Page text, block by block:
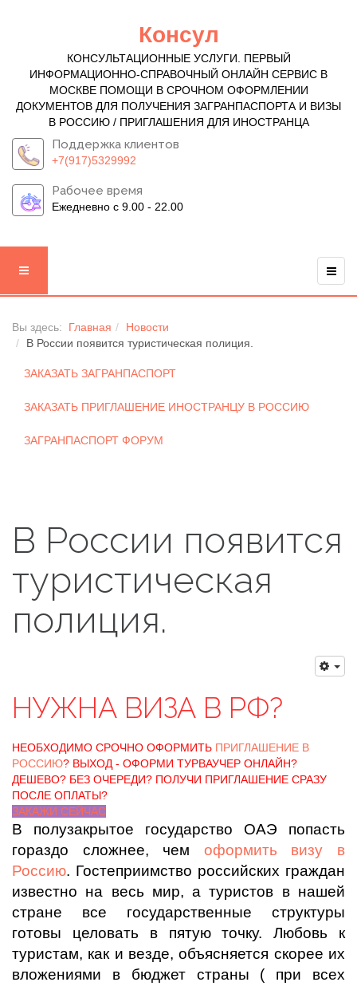
Консул
КОНСУЛЬТАЦИОННЫЕ УСЛУГИ. ПЕРВЫЙ
ИНФОРМАЦИОННО-СПРАВОЧНЫЙ ОНЛАЙН СЕРВИС В
МОСКВЕ ПОМОЩИ В СРОЧНОМ ОФОРМЛЕНИИ
ДОКУМЕНТОВ ДЛЯ ПОЛУЧЕНИЯ ЗАГРАНПАСПОРТА И ВИЗЫ
В РОССИЮ / ПРИГЛАШЕНИЯ ДЛЯ ИНОСТРАНЦА
Поддержка клиентов
+7(917)5329992
Рабочее время
Ежедневно с 9.00 - 22.00
Вы здесь: Главная
Новости
В России появится туристическая полиция.
ЗАКАЗАТЬ ЗАГРАНПАСПОРТ
ЗАКАЗАТЬ ПРИГЛАШЕНИЕ ИНОСТРАНЦУ В РОССИЮ
ЗАГРАНПАСПОРТ ФОРУМ
В России появится
туристическая
полиция.
НУЖНА ВИЗА В РФ?
НЕОБХОДИМО СРОЧНО ОФОРМИТЬ ПРИГЛАШЕНИЕ В
РОССИЮ? ВЫХОД - ОФОРМИ ТУРВАУЧЕР ОНЛАЙН?
ДЕШЕВО? БЕЗ ОЧЕРЕДИ? ПОЛУЧИ ПРИГЛАШЕНИЕ СРАЗУ
ПОСЛЕ ОПЛАТЫ?
ЗАКАЖИ СЕЙЧАС
В полузакрытое государство ОАЭ попасть
гораздо сложнее, чем оформить визу в
Россию. Гостеприимство российских граждан
известно на весь мир, а туристов в нашей
стране все государственные структуры
готовы целовать в пятую точку. Любовь к
туристам, как и везде, объясняется скорее их
вложениями в бюджет страны ( при всех